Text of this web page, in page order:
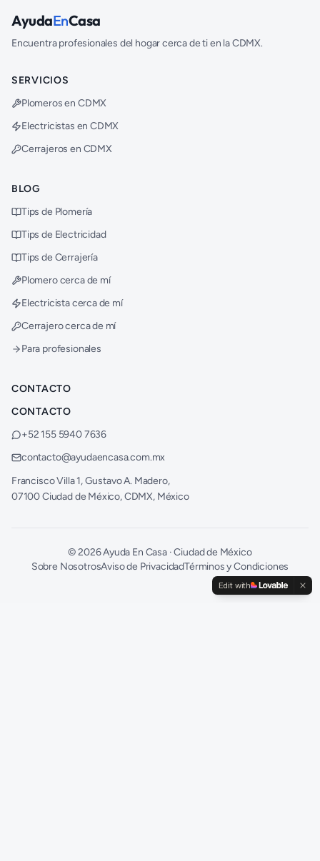
AyudaEnCasa
Encuentra profesionales del hogar cerca de ti en la CDMX.
SERVICIOS
Plomeros en CDMX
Electricistas en CDMX
Cerrajeros en CDMX
BLOG
Tips de Plomería
Tips de Electricidad
Tips de Cerrajería
Plomero cerca de mí
Electricista cerca de mí
Cerrajero cerca de mí
Para profesionales
CONTACTO
CONTACTO
+52 155 5940 7636
contacto@ayudaencasa.com.mx
Francisco Villa 1, Gustavo A. Madero,
07100 Ciudad de México, CDMX, México
©2026Ayuda En Casa · Ciudad de México
Sobre NosotrosAviso de PrivacidadTérminos y Condiciones
Edit with